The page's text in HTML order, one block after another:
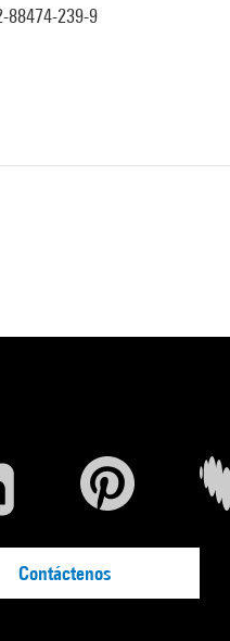
88474-239-9
Contáctenos